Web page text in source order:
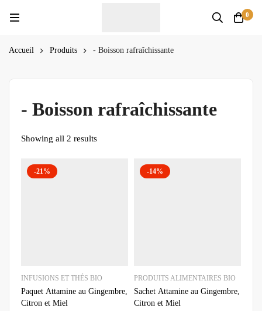
0
Accueil Produits - Boisson rafraîchissante
- Boisson rafraîchissante
Showing all 2 results
-21%
INFUSIONS ET THÉS BIO
Paquet Attamine au Gingembre,
Citron et Miel
-14%
PRODUITS ALIMENTAIRES BIO
Sachet Attamine au Gingembre,
Citron et Miel